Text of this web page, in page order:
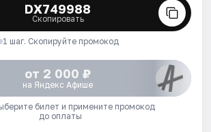
DX749988
Скопировать
1 шаг. Скопируйте промокод
от 2 000 ₽
на Яндекс Афише
билет и примените промокод
до оплаты